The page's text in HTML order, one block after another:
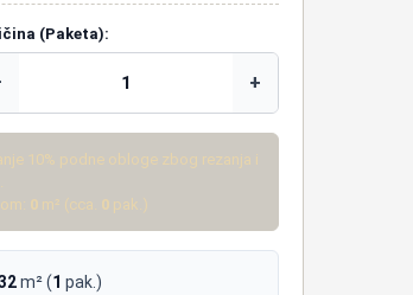
(Paketa):
+
10% podne obloge zbog rezanja i
0 m² (cca. 0 pak.)
m² (1 pak.)